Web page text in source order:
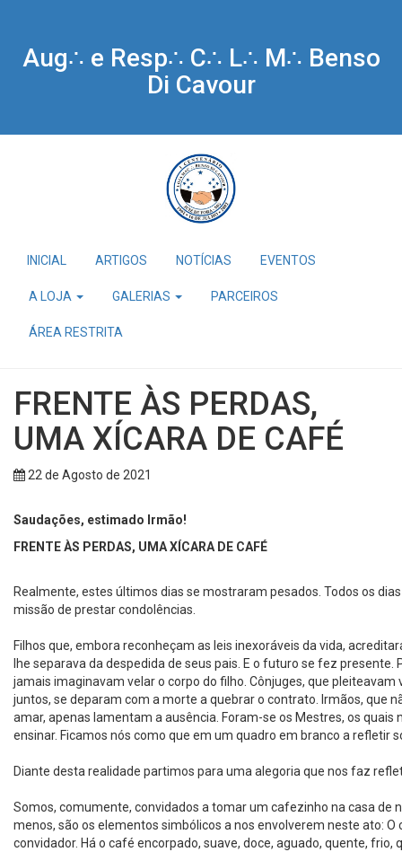
Aug∴ e Resp∴ C∴ L∴ M∴ Benso
Di Cavour
INICIAL ARTIGOS NOTÍCIAS EVENTOS
A LOJA GALERIAS PARCEIROS
ÁREA RESTRITA
FRENTE ÀS PERDAS,
UMA XÍCARA DE CAFÉ
22 de Agosto de 2021
Saudações, estimado Irmão!
FRENTE ÀS PERDAS, UMA XÍCARA DE CAFÉ
Realmente, estes últimos dias se mostraram pesados. Todos os
missão de prestar condolências.
Filhos que, embora reconheçam as leis inexoráveis da vida,
lhe separava da despedida de seus pais. E o futuro se fez presente.
jamais imaginavam velar o corpo do filho. Cônjuges, que pleiteavam
juntos, se deparam com a morte a quebrar o contrato. Irmãos, que
amar, apenas lamentam a ausência. Foram-se os Mestres, os quais
ensinar. Ficamos nós como que em um quadro em branco a refletir
Diante desta realidade partimos para uma alegoria que nos faz
Somos, comumente, convidados a tomar um cafezinho na casa de
menos, são os elementos simbólicos a nos envolverem neste ato: O
convidador. Há o café encorpado, suave, doce, aguado, quente, frio,